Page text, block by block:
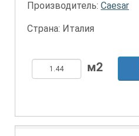
Производитель: Caesar
Страна: Италия